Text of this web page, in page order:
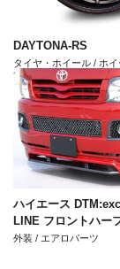
DAYTONA-RS
タイヤ・ホイール / ホ
ハイエース
LINE フロントハー
外装 / エアロパーツ